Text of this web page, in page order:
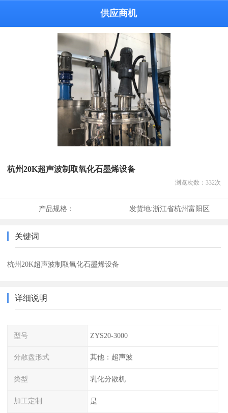
供应商机
杭州20K超声波制取氧化石墨烯设备
浏览次数： 332次
产品规格： 发货地:浙江省杭州富阳区
关键词
杭州20K超声波制取氧化石墨烯设备
详细说明
型号 ZYS20-3000
分散盘形式 其他：超声波
类型 乳化分散机
加工定制 是